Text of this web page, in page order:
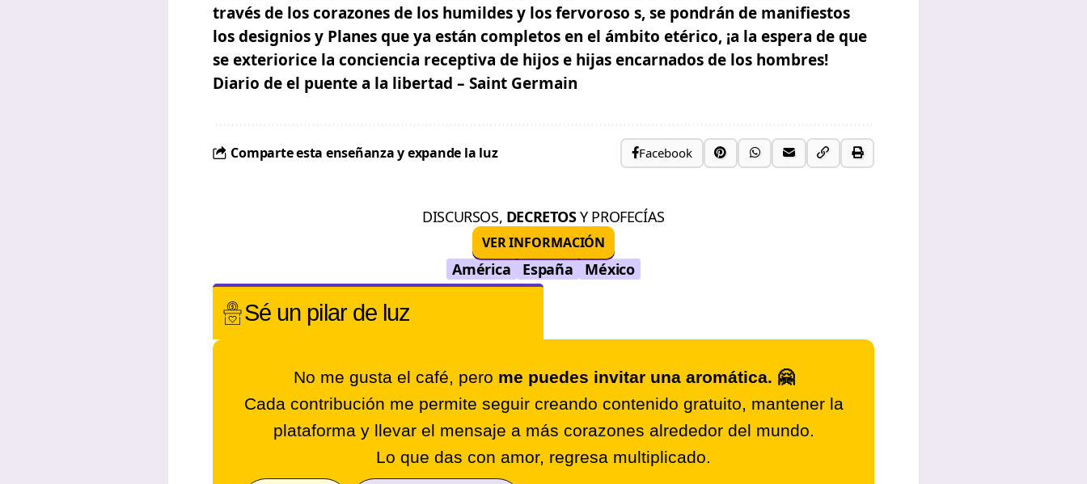
través de los corazones de los humildes y los fervoroso s, se pondrán de manifiestos
los designios y Planes que ya están completos en el ámbito etérico, ¡a la espera de que
se exteriorice la conciencia receptiva de hijos e hijas encarnados de los hombres!
Diario de el puente a la libertad – Saint Germain
Comparte esta enseñanza y expande la luz Facebook
DISCURSOS, DECRETOSY PROFECÍAS
VER INFORMACIÓN
América España México
Sé un pilar de luz
No me gusta el café, pero me puedes invitar una aromática. 🤗
Cada contribución me permite seguir creando contenido gratuito, mantener la
plataforma y llevar el mensaje a más corazones alrededor del mundo.
Lo que das con amor, regresa multiplicado.